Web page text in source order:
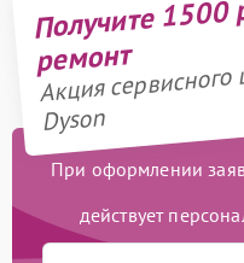
Получите 1500
ремонт
Акция сервисного
Dyson
При оформлении
действует